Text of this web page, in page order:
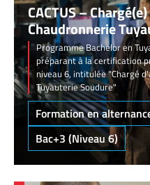
CACTUS –
Chaudronnerie
Programme Bachelor en
préparant à la certification
niveau 6, intitulée "Chargé
Tuyauterie Soudure"
Formation en
Bac+3 (Niveau 6)